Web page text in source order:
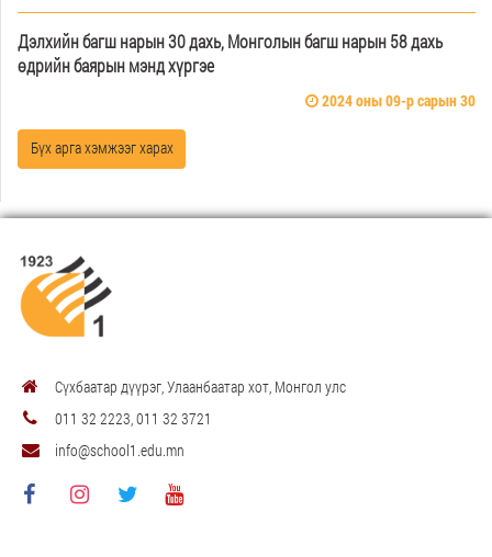
Дэлхийн багш нарын 30 дахь, Монголын багш нарын 58 дахь
өдрийн баярын мэнд хүргэе
2024 оны 09-р сарын 30
Бүх арга хэмжээг харах
Сүхбаатар дүүрэг, Улаанбаатар хот, Монгол улс
011 32 2223, 011 32 3721
info@school1.edu.mn